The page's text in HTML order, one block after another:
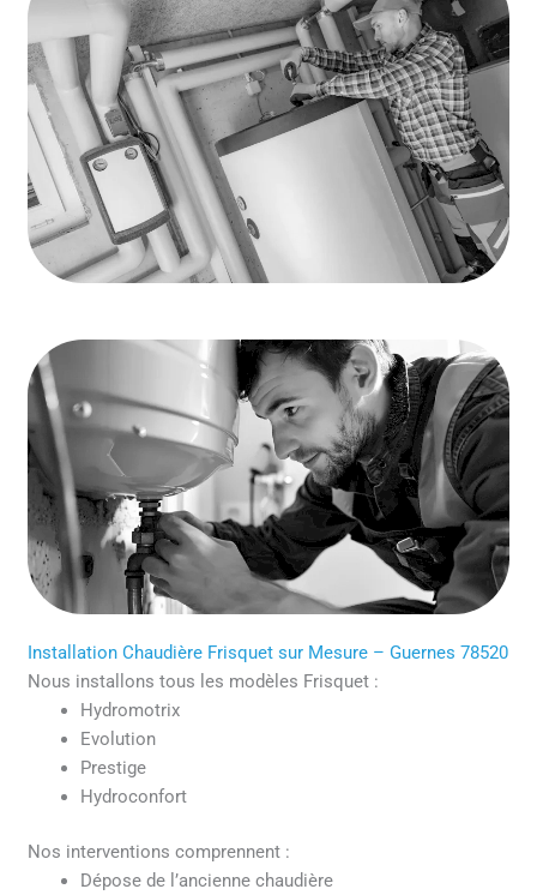
Installation Chaudière Frisquet sur Mesure – Guernes 78520
Nous installons tous les modèles Frisquet :
Hydromotrix
Evolution
Prestige
Hydroconfort
Nos interventions comprennent :
Dépose de l’ancienne chaudière